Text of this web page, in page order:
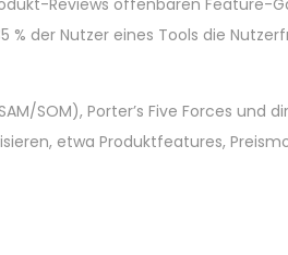
der Nutzer eines Tools die
SOM), Porter’s Five Forces und
etwa Produktfeatures,